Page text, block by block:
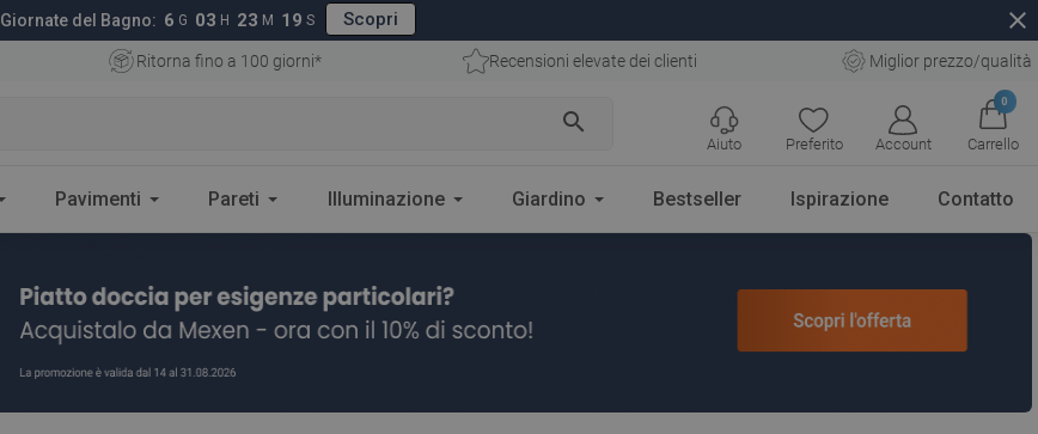
Giornate del Bagno: 6 G 03 H 23 M 17 S Scopri close
Ritorna fino a 100 giorni* Recensioni elevate dei clienti Miglior prezzo/qualità
search
Preferito Account
0
Carrello
Aiuto
Pavimenti Pareti Illuminazione Giardino Bestseller Ispirazione Contatto